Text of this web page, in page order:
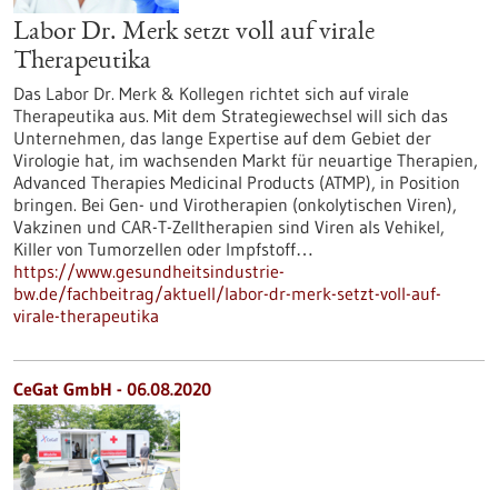
Labor Dr. Merk setzt voll auf virale
Therapeutika
Das Labor Dr. Merk & Kollegen richtet sich auf virale
Therapeutika aus. Mit dem Strategiewechsel will sich das
Unternehmen, das lange Expertise auf dem Gebiet der
Virologie hat, im wachsenden Markt für neuartige Therapien,
Advanced Therapies Medicinal Products (ATMP), in Position
bringen. Bei Gen- und Virotherapien (onkolytischen Viren),
Vakzinen und CAR-T-Zelltherapien sind Viren als Vehikel,
Killer von Tumorzellen oder Impfstoff…
https://www.gesundheitsindustrie-
bw.de/fachbeitrag/aktuell/labor-dr-merk-setzt-voll-auf-
virale-therapeutika
CeGat GmbH - 06.08.2020